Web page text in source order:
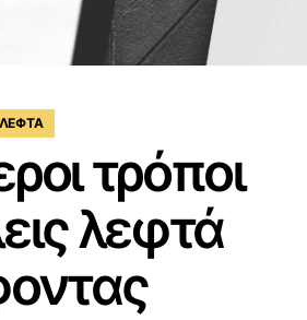
ΛΕΦΤΆ
τρόποι
λεφτά